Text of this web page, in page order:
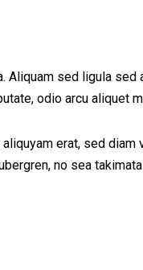
sed ligula
odio arcu aliquet
erat, sed
no sea